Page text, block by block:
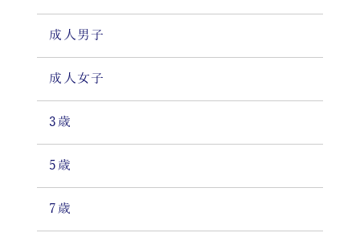
成人男子
成人女子
3歳
5歳
7歳